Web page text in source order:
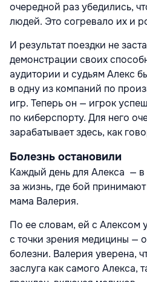
очередной раз убедились,
людей. Это согревало их и
И результат поездки не
демонстрации своих
аудитории и судьям Алекс
в одну из компаний по
игр. Теперь он — игрок
по киберспорту. Для него
зарабатывает здесь, как
Болезнь остановили
Каждый день для Алекса —
за жизнь, где бой
мама Валерия.
По ее словам, ей с Алексом
с точки зрения медицины —
болезни. Валерия уверена,
заслуга как самого Алекса,